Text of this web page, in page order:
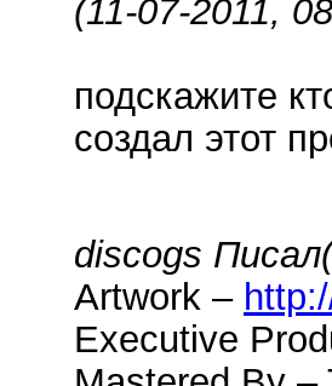
(11-07-2011,
подскажите
создал этот
discogs
Artwork –
Executive